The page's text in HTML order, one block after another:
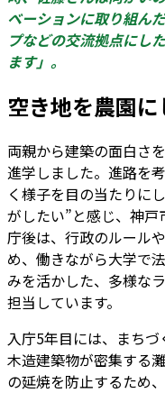
ベーションに取り組ん
プなどの交流拠点にし
ます」。
空き地を農園に
両親から建築の面白さ
進学しました。進路を
く様子を目の当たりに
がしたい”と感じ、神
庁後は、行政のルール
め、働きながら大学で
みを活かした、多様な
担当しています。
入庁5年目には、まち
木造建築物が密集する
の延焼を防止するため